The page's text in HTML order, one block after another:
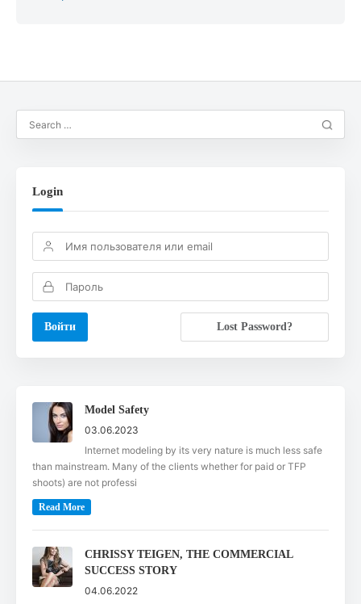
Login
Lost Password?
Model Safety
03.06.2023
Internet modeling by its very nature is much less safe
than mainstream. Many of the clients whether for paid or TFP
shoots) are not professi
Read More
CHRISSY TEIGEN, THE COMMERCIAL
SUCCESS STORY
04.06.2022